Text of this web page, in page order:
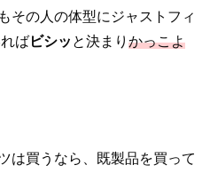
その人の体型にジャストフィ
ばビシッ と決まり かっこよ
は買うなら、既製品を買って